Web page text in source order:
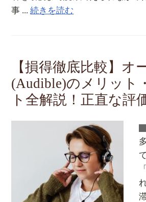
事 ...続きを読む
【損得徹底比較】オ
(Audible)のメリット
ト全解説！正直な評